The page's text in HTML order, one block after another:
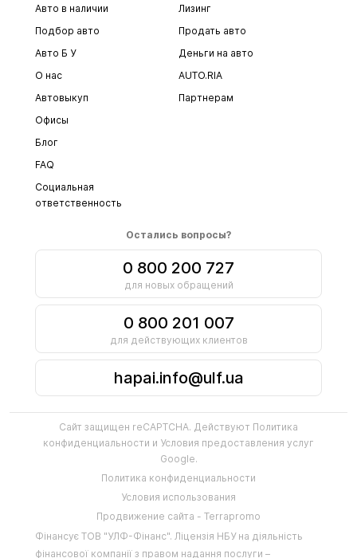
Авто в наличии
Подбор авто
Авто Б У
О нас
Автовыкуп
Лизинг
Продать авто
Деньги на авто
AUTO.RIA
Партнерам
Офисы
Блог
FAQ
Социальная
ответственность
Остались вопросы?
0 800 200 727
для новых обращений
0 800 201 007
для действующих клиентов
hapai.info@ulf.ua
Фінансує ТОВ "УЛФ-Фінанс". Ліцензія НБУ на діяльність
фінансової компанії з правом надання послуги –
Политика конфиденциальности
Условия использования
Продвижение сайта - Terrapromo
Сайт защищен reCAPTCHA. Действуют Политика
конфиденциальности и Условия предоставления услуг
Google.